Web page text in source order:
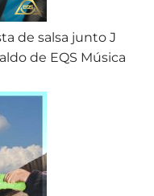
de salsa junto J
de EQS Música